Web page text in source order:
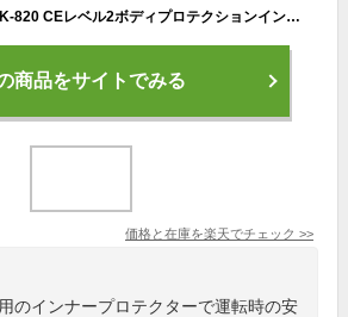
コミネ プロテクター SK-820 CEレベル2ボディプロテクションインナーベスト KOMINE 04-820 バイク CE規格認証
商品をサイトでみる
価格と在庫を楽天でチェック >>
のインナープロテクターで運転時の安